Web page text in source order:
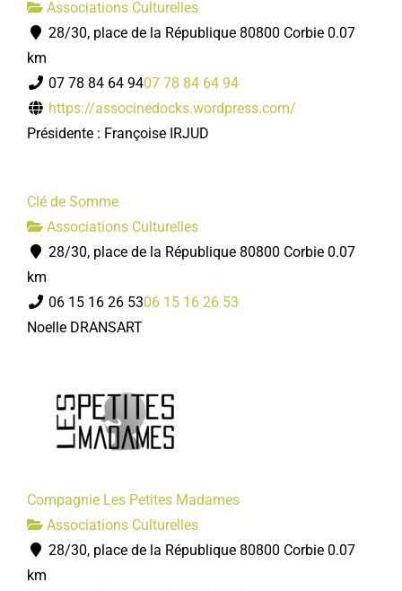
Associations Culturelles
28/30, place de la République 80800 Corbie 0.07
km
07 78 84 64 9407 78 84 64 94
https://associnedocks.wordpress.com/
Présidente : Françoise IRJUD
Clé de Somme
Associations Culturelles
28/30, place de la République 80800 Corbie 0.07
km
06 15 16 26 5306 15 16 26 53
Noelle DRANSART
Compagnie Les Petites Madames
Associations Culturelles
28/30, place de la République 80800 Corbie 0.07
km